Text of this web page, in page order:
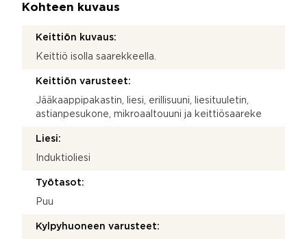
Kohteen kuvaus
Keittiön kuvaus:
Keittiö isolla saarekkeella.
Keittiön varusteet:
Jääkaappipakastin, liesi, erillisuuni, liesituuletin,
astianpesukone, mikroaaltouuni ja keittiösaareke
Liesi:
Induktioliesi
Työtasot:
Puu
Kylpyhuoneen varusteet: